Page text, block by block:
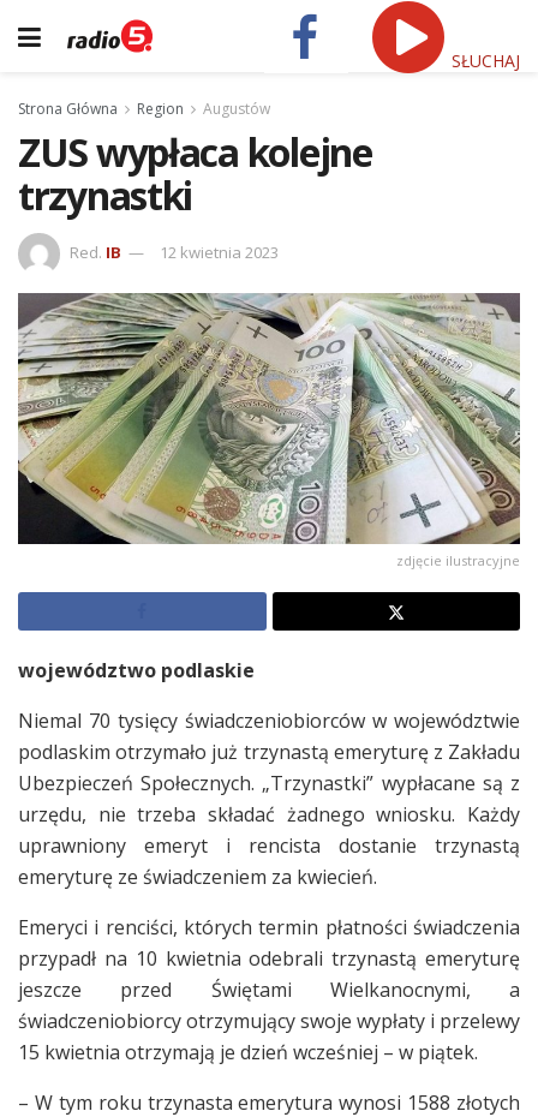
SŁUCHAJ
Strona Główna Region Augustów
ZUS wypłaca kolejne
trzynastki
Red. IB 12 kwietnia 2023
zdjęcie ilustracyjne
województwo podlaskie
Niemal 70 tysięcy świadczeniobiorców w województwie
podlaskim otrzymało już trzynastą emeryturę z Zakładu
Ubezpieczeń Społecznych. „Trzynastki” wypłacane są z
urzędu, nie trzeba składać żadnego wniosku. Każdy
uprawniony emeryt i rencista dostanie trzynastą
emeryturę ze świadczeniem za kwiecień.
Emeryci i renciści, których termin płatności świadczenia
przypadł na 10 kwietnia odebrali trzynastą emeryturę
jeszcze przed Świętami Wielkanocnymi, a
świadczeniobiorcy otrzymujący swoje wypłaty i przelewy
15 kwietnia otrzymają je dzień wcześniej – w piątek.
– W tym roku trzynasta emerytura wynosi 1588 złotych